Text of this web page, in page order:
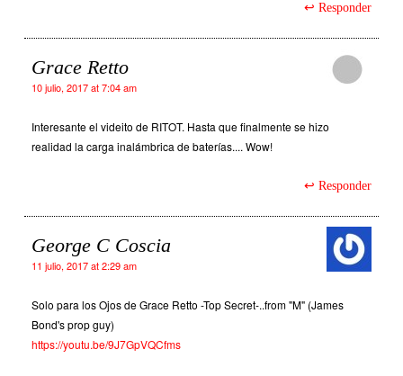
Responder
Grace Retto
10 julio, 2017 at 7:04 am
Interesante el videito de RITOT. Hasta que finalmente se hizo
realidad la carga inalámbrica de baterías.... Wow!
Responder
George C Coscia
11 julio, 2017 at 2:29 am
Solo para los Ojos de Grace Retto -Top Secret-..from "M" (James
Bond's prop guy)
https://youtu.be/9J7GpVQCfms